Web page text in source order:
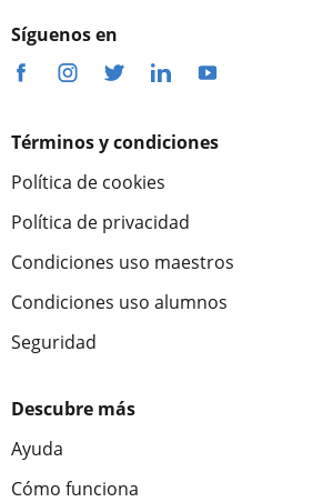
Síguenos en
Términos y condiciones
Política de cookies
Política de privacidad
Condiciones uso maestros
Condiciones uso alumnos
Seguridad
Descubre más
Ayuda
Cómo funciona